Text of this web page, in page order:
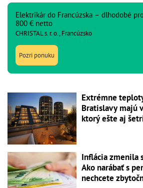
Elektrikár do Francúzska – dlhodobé
800 € netto
CHRISTAL s. r. o., Francúzsko
Pozri ponuku
Extrémne
Bratislavy majú
ktorý ešte aj
Inflácia zmenila
Ako narábať s
nechcete